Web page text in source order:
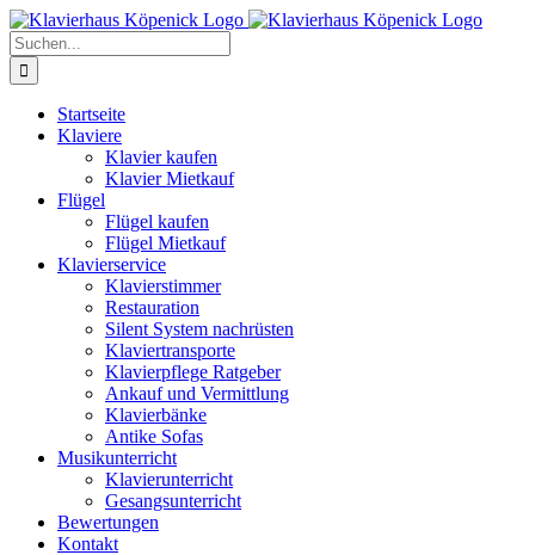
Zum
Inhalt
springen
Suche
nach:
Startseite
Klaviere
Klavier kaufen
Klavier Mietkauf
Flügel
Flügel kaufen
Flügel Mietkauf
Klavierservice
Klavierstimmer
Restauration
Silent System nachrüsten
Klaviertransporte
Klavierpflege Ratgeber
Ankauf und Vermittlung
Klavierbänke
Antike Sofas
Musikunterricht
Klavierunterricht
Gesangsunterricht
Bewertungen
Kontakt